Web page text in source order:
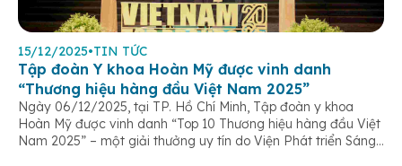
15/12/2025•TIN TỨC
Tập đoàn Y khoa Hoàn Mỹ được vinh danh
“Thương hiệu hàng đầu Việt Nam 2025”
Ngày 06/12/2025, tại TP. Hồ Chí Minh, Tập đoàn y khoa
Hoàn Mỹ được vinh danh “Top 10 Thương hiệu hàng đầu Việt
Nam 2025” – một giải thưởng uy tín do Viện Phát triển Sáng